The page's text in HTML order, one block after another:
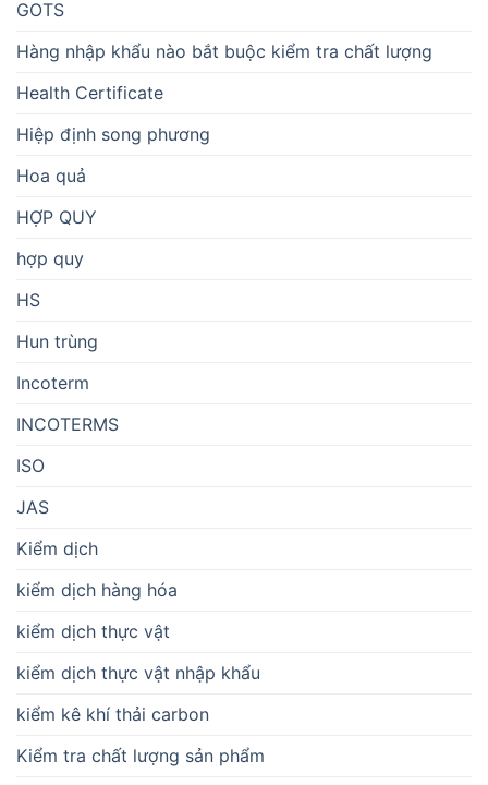
GOTS
Hàng nhập khẩu nào bắt buộc kiểm tra chất lượng
Health Certificate
Hiệp định song phương
Hoa quả
HỢP QUY
hợp quy
HS
Hun trùng
Incoterm
INCOTERMS
ISO
JAS
Kiểm dịch
kiểm dịch hàng hóa
kiểm dịch thực vật
kiểm dịch thực vật nhập khẩu
kiểm kê khí thải carbon
Kiểm tra chất lượng sản phẩm